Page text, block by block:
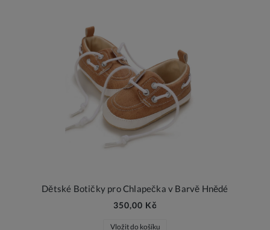
Dětské Botičky pro Chlapečka v Barvě Hnědé
350,00 Kč
Vložit do košíku